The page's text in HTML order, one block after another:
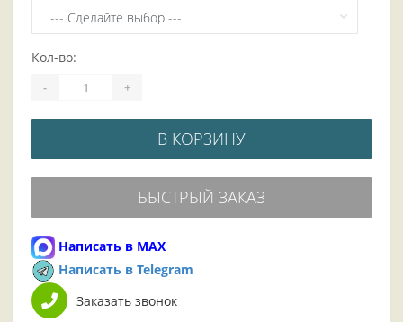
Кол-во:
- +
В КОРЗИНУ
БЫСТРЫЙ ЗАКАЗ
Написать в MAX
Написать в Telegram
Заказать звонок